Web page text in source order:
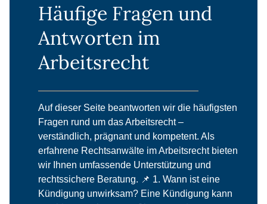
Häufige Fragen und
Antworten im
Arbeitsrecht
Auf dieser Seite beantworten wir die häufigsten
Fragen rund um das Arbeitsrecht –
verständlich, prägnant und kompetent. Als
erfahrene Rechtsanwälte im Arbeitsrecht bieten
wir Ihnen umfassende Unterstützung und
rechtssichere Beratung. 📌 1. Wann ist eine
Kündigung unwirksam? Eine Kündigung kann